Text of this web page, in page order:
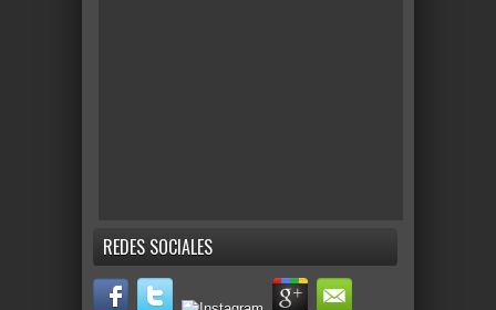
REDES SOCIALES